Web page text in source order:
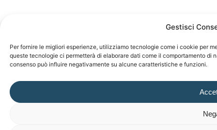
Gestisci
Per fornire le migliori esperienze, utilizziamo tecnologie come i cookie per
queste tecnologie ci permetterà di elaborare dati come il comportamento di
consenso può influire negativamente su alcune caratteristiche e funzioni.